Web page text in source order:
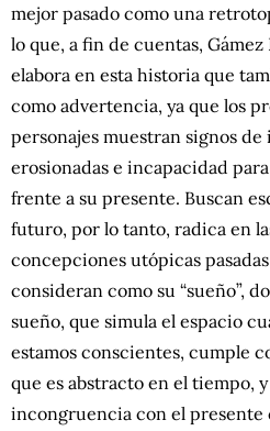
mejor pasado como una
lo que, a fin de cuentas, Gámez
elabora en esta historia que
como advertencia, ya que los
personajes muestran signos de
erosionadas e incapacidad
frente a su presente. Buscan
futuro, por lo tanto, radica en
concepciones utópicas
consideran como su “sueño”,
sueño, que simula el espacio
estamos conscientes, cumple
que es abstracto en el tiempo, y
incongruencia con el presente